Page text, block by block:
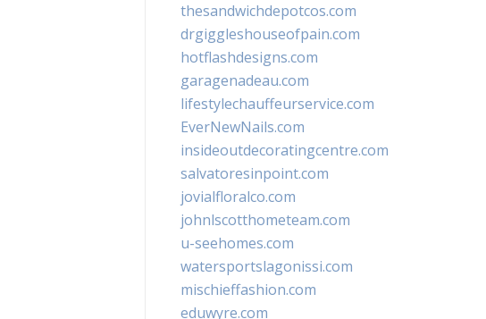
thesandwichdepotcos.com
drgiggleshouseofpain.com
hotflashdesigns.com
garagenadeau.com
lifestylechauffeurservice.com
EverNewNails.com
insideoutdecoratingcentre.com
salvatoresinpoint.com
jovialfloralco.com
johnlscotthometeam.com
u-seehomes.com
watersportslagonissi.com
mischieffashion.com
eduwyre.com